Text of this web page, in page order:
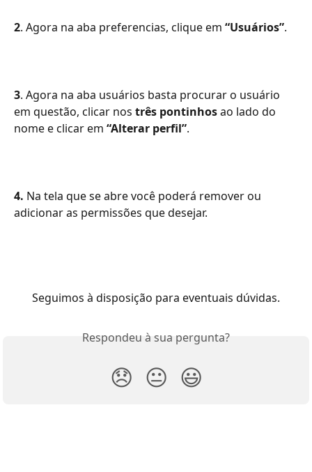
2. Agora na aba preferencias, clique em “Usuários”.
3. Agora na aba usuários basta procurar o usuário
em questão, clicar nos três pontinhos ao lado do
nome e clicar em “Alterar perfil”.
4. Na tela que se abre você poderá remover ou
adicionar as permissões que desejar.
Seguimos à disposição para eventuais dúvidas.
Respondeu à sua pergunta?
😞 😐 😃